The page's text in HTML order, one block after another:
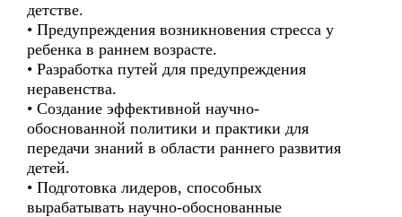
детстве.
• Предупреждения возникновения стресса у
ребенка в раннем возрасте.
• Разработка путей для предупреждения
неравенства.
• Создание эффективной научно-
обоснованной политики и практики для
передачи знаний в области раннего развития
детей.
• Подготовка лидеров, способных
вырабатывать научно-обоснованные